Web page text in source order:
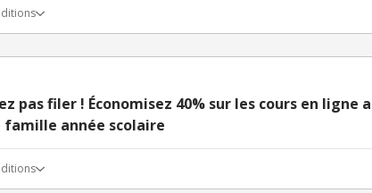
pas filer ! Économisez 40% sur les cours en ligne
année scolaire